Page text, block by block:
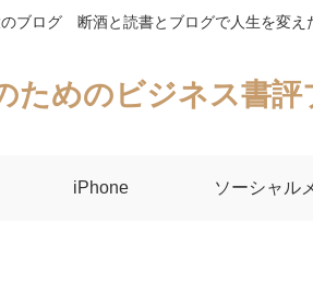
ブログ 断酒と読書とブログで人生を変え
ためのビジネス書評
iPhone ソーシャル